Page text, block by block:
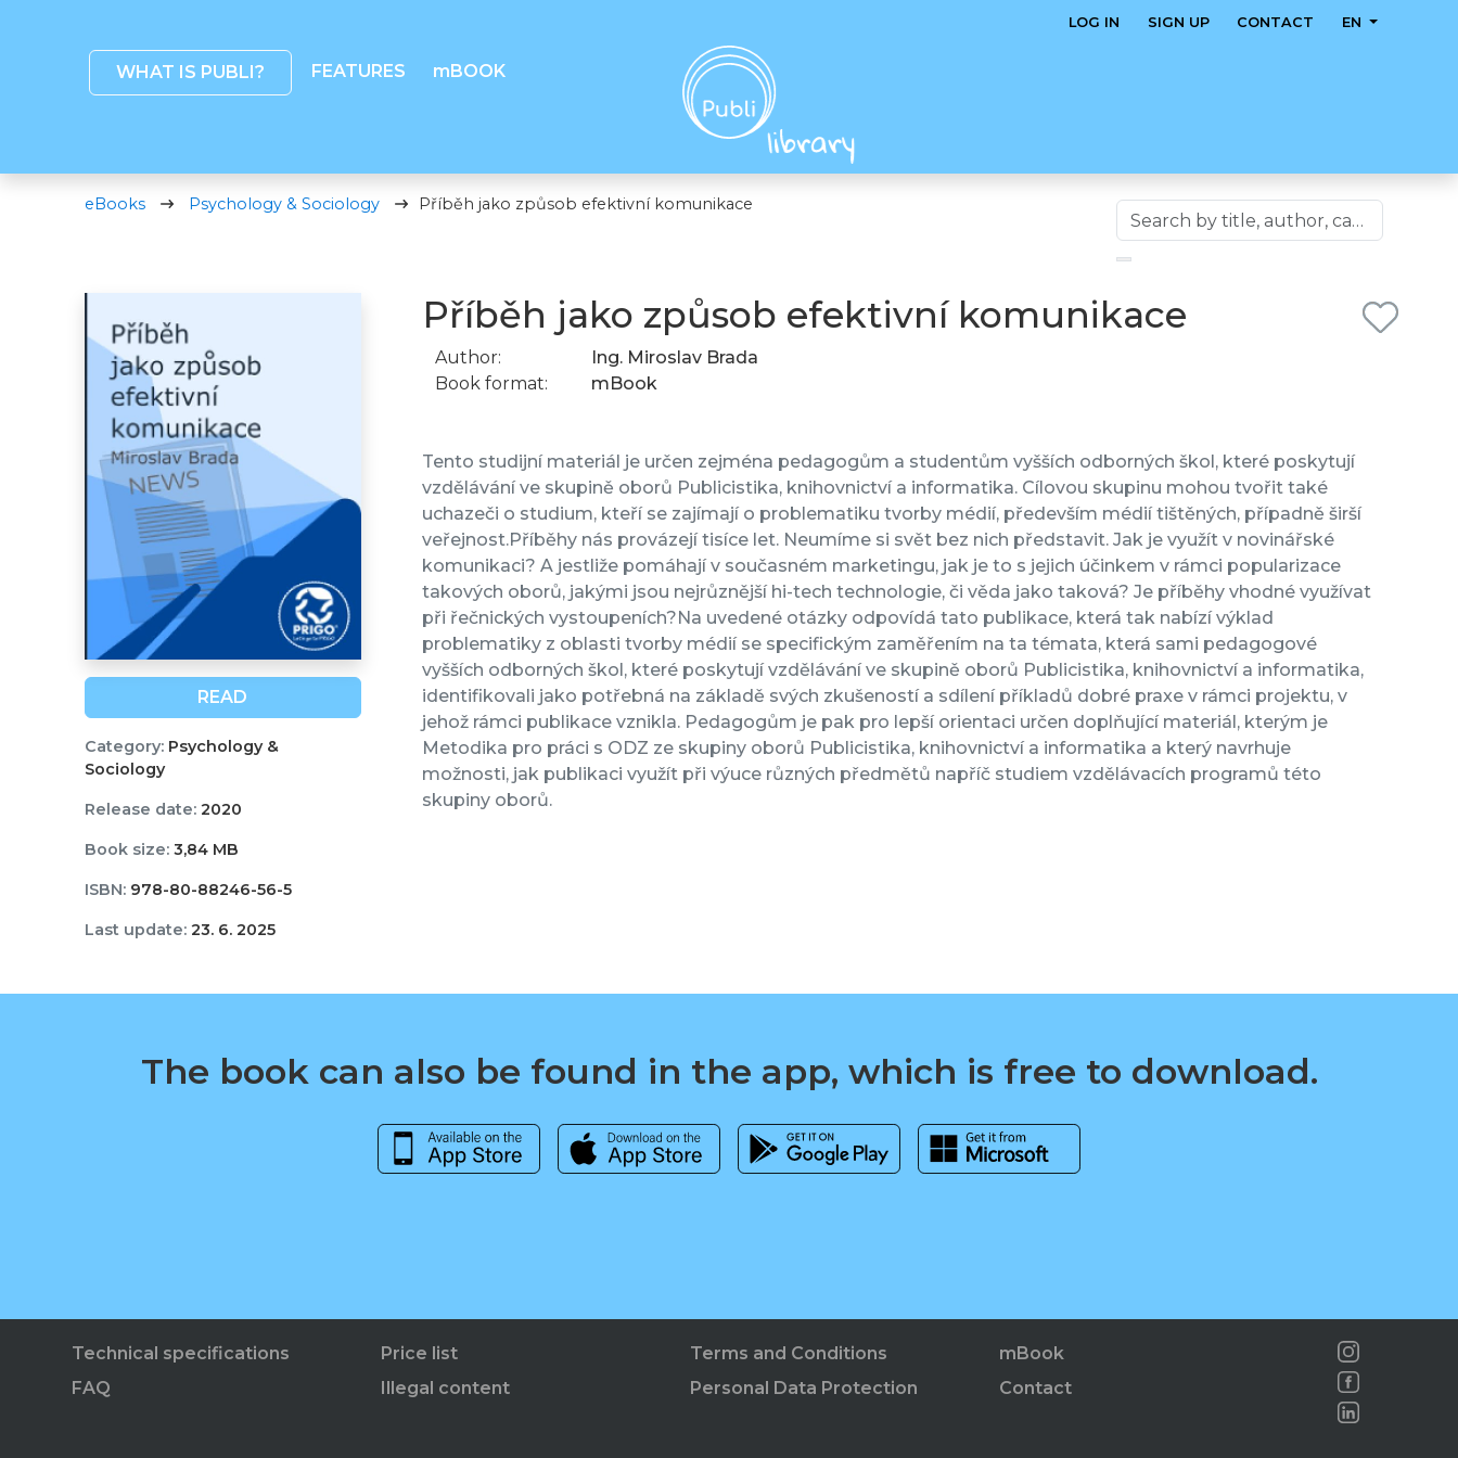
WHAT IS PUBLI? FEATURES mBOOK
LOG IN SIGN UP CONTACT EN
eBooks Psychology & Sociology Příběh jako způsob efektivní komunikace
READ
Category:Psychology &
Sociology
Release date:2020
Book size:3,84 MB
ISBN:978-80-88246-56-5
Last update:23. 6. 2025
Příběh jako způsob efektivní komunikace
Author:
Ing. Miroslav Brada
Book format:
mBook
Tento studijní materiál je určen zejména pedagogům a studentům vyšších odborných škol, které poskytují
vzdělávání ve skupině oborů Publicistika, knihovnictví a informatika. Cílovou skupinu mohou tvořit také
uchazeči o studium, kteří se zajímají o problematiku tvorby médií, především médií tištěných, případně širší
veřejnost.Příběhy nás provázejí tisíce let. Neumíme si svět bez nich představit. Jak je využít v novinářské
komunikaci? A jestliže pomáhají v současném marketingu, jak je to s jejich účinkem v rámci popularizace
takových oborů, jakými jsou nejrůznější hi-tech technologie, či věda jako taková? Je příběhy vhodné využívat
při řečnických vystoupeních?Na uvedené otázky odpovídá tato publikace, která tak nabízí výklad
problematiky z oblasti tvorby médií se specifickým zaměřením na ta témata, která sami pedagogové
vyšších odborných škol, které poskytují vzdělávání ve skupině oborů Publicistika, knihovnictví a informatika,
identifikovali jako potřebná na základě svých zkušeností a sdílení příkladů dobré praxe v rámci projektu, v
jehož rámci publikace vznikla. Pedagogům je pak pro lepší orientaci určen doplňující materiál, kterým je
Metodika pro práci s ODZ ze skupiny oborů Publicistika, knihovnictví a informatika a který navrhuje
možnosti, jak publikaci využít při výuce různých předmětů napříč studiem vzdělávacích programů této
skupiny oborů.
The book can also be found in the app, which is free to download.
Technical specifications
FAQ
Price list
Illegal content
Terms and Conditions
Personal Data Protection
mBook
Contact